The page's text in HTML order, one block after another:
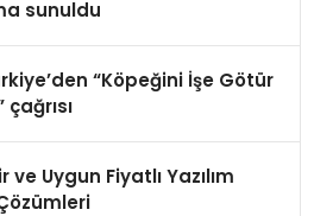
sunuldu
“Köpeğini İşe Götür
çağrısı
ve Uygun Fiyatlı Yazılım